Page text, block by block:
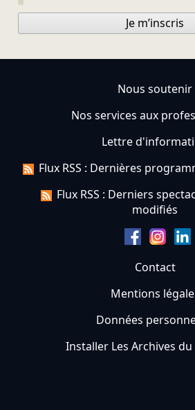
Je m’inscris
Nous soutenir
Nos services aux
Lettre
Flux RSS : Dernières
Flux RSS : Derniers
modifiés
Contact
Mentions
Données
Installer Les Archives